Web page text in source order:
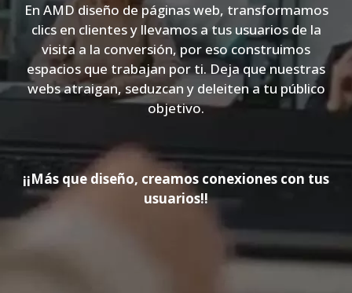
En AMD diseño de páginas web, transformamos
clics en clientes y llevamos a tus usuarios de la
visita a la conversión, por eso construimos
espacios que trabajan por ti. Deja que nuestras
webs atraigan, seduzcan y deleiten a tu público
objetivo.
¡¡Más que diseño, creamos conexiones con tus
usuarios!!